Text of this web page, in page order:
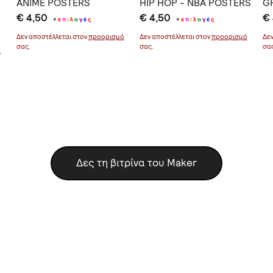
ANIME POSTERS
€ 4,50 +επιλογές
Δεν αποστέλλεται στονπροορισμό
σας.
HIP HOP - NBA POSTERS
€ 4,50 +επιλογές
Δεν αποστέλλεται στονπροορισμό
σας.
€
Δες τη βιτρίνα του Maker